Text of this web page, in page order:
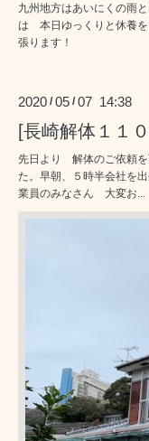
九州地方はあいにくの雨
は 本日ゆっくりと休養を
張ります！
2020 /05 /07 14:38
[長崎解体１１
先日より 解体のご依頼
た。早朝、５時半会社を
業員のみなさん 大変お...